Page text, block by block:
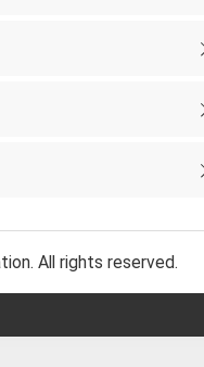
All rights reserved.